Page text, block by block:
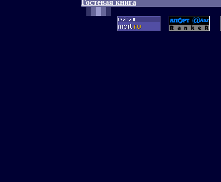
Гостевая книга